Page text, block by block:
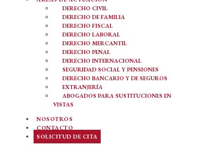
DERECHO CIVIL
DERECHO DE FAMILIA
DERECHO FISCAL
DERECHO LABORAL
DERECHO MERCANTIL
DERECHO PENAL
DERECHO INTERNACIONAL
SEGURIDAD SOCIAL Y PENSIONES
DERECHO BANCARIO Y DE SEGUROS
EXTRANJERÍA
ABOGADOS PARA SUSTITUCIONES EN
VISTAS
NOSOTROS
CONTACTO
SOLICITUD DE CITA